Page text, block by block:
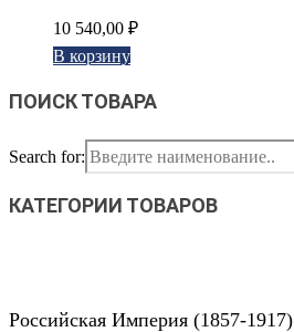
10 540,00 ₽
В корзину
ПОИСК ТОВАРА
Search for:
КАТЕГОРИИ ТОВАРОВ
Российская Империя (1857-1917)